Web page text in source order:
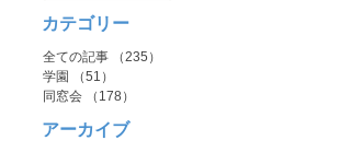
カテゴリー
全ての記事 （235）
学園
（51）
同窓会
（178）
アーカイブ